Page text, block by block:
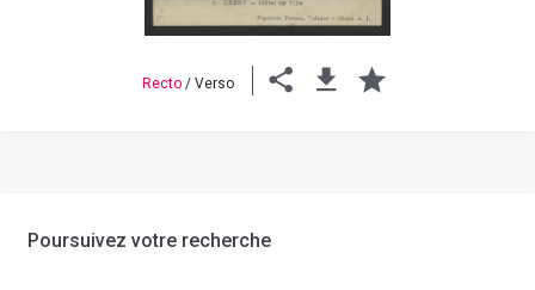
Recto / Verso
Poursuivez votre recherche